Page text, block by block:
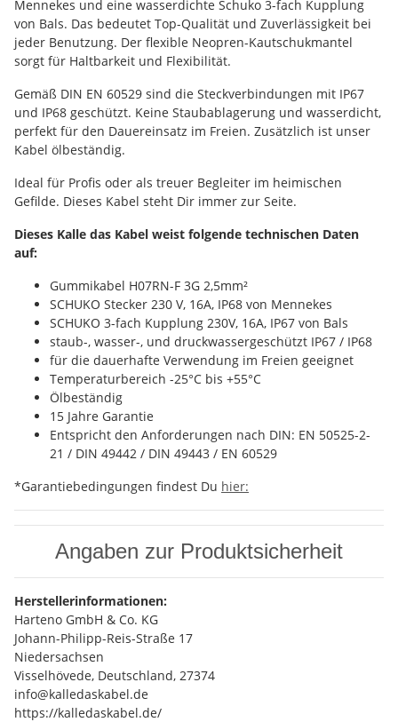
Mennekes und eine wasserdichte Schuko 3-fach Kupplung
von Bals. Das bedeutet Top-Qualität und Zuverlässigkeit bei
jeder Benutzung. Der flexible Neopren-Kautschukmantel
sorgt für Haltbarkeit und Flexibilität.
Gemäß DIN EN 60529 sind die Steckverbindungen mit IP67
und IP68 geschützt. Keine Staubablagerung und wasserdicht,
perfekt für den Dauereinsatz im Freien. Zusätzlich ist unser
Kabel ölbeständig.
Ideal für Profis oder als treuer Begleiter im heimischen
Gefilde. Dieses Kabel steht Dir immer zur Seite.
Dieses Kalle das Kabel weist folgende technischen Daten
auf:
Gummikabel H07RN-F 3G 2,5mm²
SCHUKO Stecker 230 V, 16A, IP68 von Mennekes
SCHUKO 3-fach Kupplung 230V, 16A, IP67 von Bals
staub-, wasser-, und druckwassergeschützt IP67 / IP68
für die dauerhafte Verwendung im Freien geeignet
Temperaturbereich -25°C bis +55°C
Ölbeständig
15 Jahre Garantie
Entspricht den Anforderungen nach DIN: EN 50525-2-
21 / DIN 49442 / DIN 49443 / EN 60529
*Garantiebedingungen findest Du hier:
Angaben zur Produktsicherheit
Herstellerinformationen:
Harteno GmbH & Co. KG
Johann-Philipp-Reis-Straße 17
Niedersachsen
Visselhövede, Deutschland, 27374
info@kalledaskabel.de
https://kalledaskabel.de/